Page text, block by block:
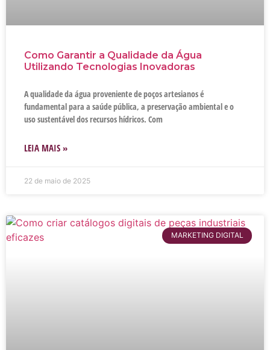
Como Garantir a Qualidade da Água
Utilizando Tecnologias Inovadoras
A qualidade da água proveniente de poços artesianos é
fundamental para a saúde pública, a preservação ambiental e o
uso sustentável dos recursos hídricos. Com
LEIA MAIS »
22 de maio de 2025
MARKETING DIGITAL